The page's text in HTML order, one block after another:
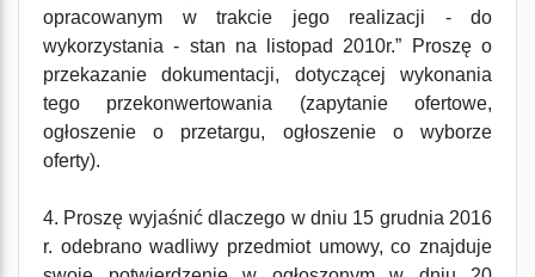
opracowanym w trakcie jego realizacji - do
wykorzystania - stan na listopad 2010r.” Proszę o
przekazanie dokumentacji, dotyczącej wykonania
tego przekonwertowania (zapytanie ofertowe,
ogłoszenie o przetargu, ogłoszenie o wyborze
oferty).
4. Proszę wyjaśnić dlaczego w dniu 15 grudnia 2016
r. odebrano wadliwy przedmiot umowy, co znajduje